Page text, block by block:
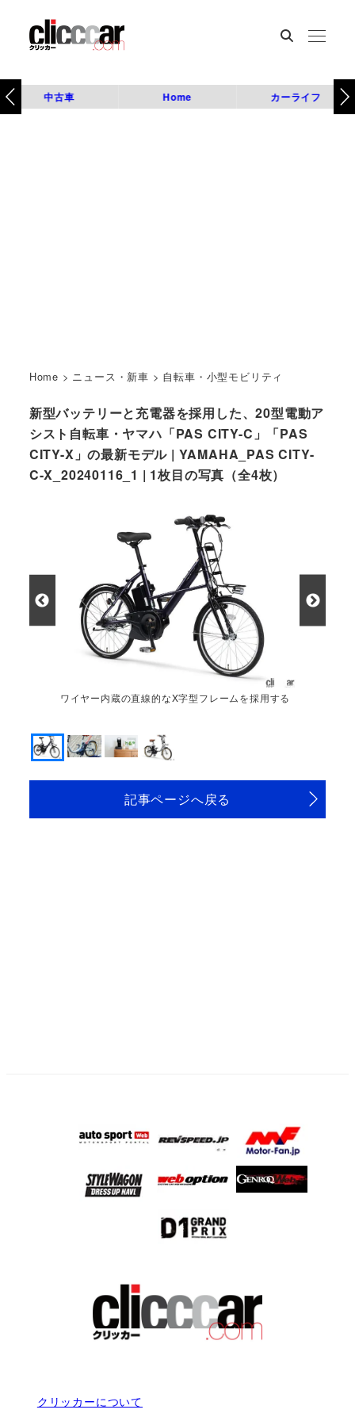
中古車 Home カーライフ
Home > ニュース・新車 > 自転車・小型モビリティ
新型バッテリーと充電器を採用した、20型電動ア
シスト自転車・ヤマハ「PAS CITY-C」「PAS
CITY-X」の最新モデル | YAMAHA_PAS CITY-
C-X_20240116_1 | 1枚目の写真（全4枚）
ワイヤー内蔵の直線的なX字型フレームを採用する
記事ページへ戻る
クリッカーについて